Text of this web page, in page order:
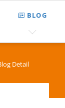
BLOG
und Finden
Detail